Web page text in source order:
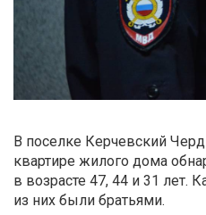
В поселке Керчевский
квартире жилого дома
в возрасте 47, 44 и 31 лет.
из них были братьями.